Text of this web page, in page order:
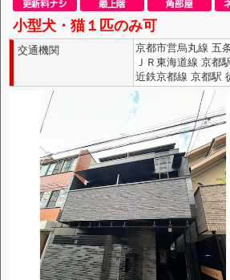
小型犬・猫１匹のみ可
交通機関
京都市営烏丸線 五
ＪＲ東海道線 京都
近鉄京都線 京都駅